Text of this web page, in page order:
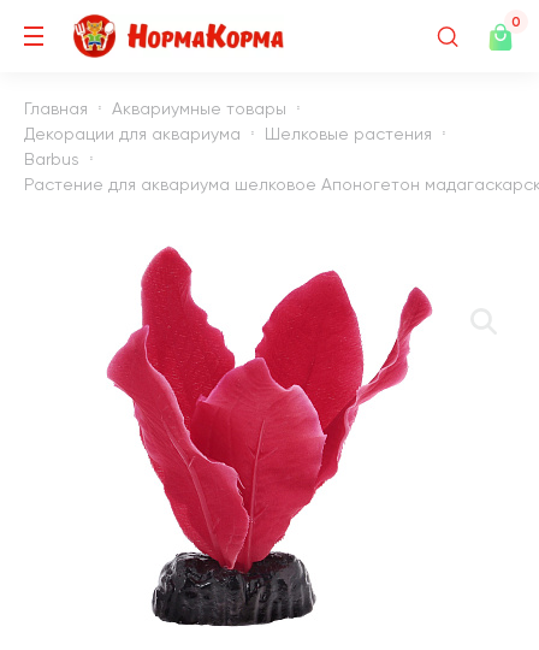
0
Главная
Аквариумные товары
Декорации для аквариума
Шелковые растения
Barbus
Растение для аквариума шелковое Апоногетон